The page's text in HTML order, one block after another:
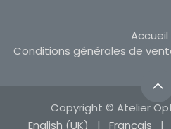
Accueil
Conditions générales de
Copyright © Atelier
English (UK)
| Français |